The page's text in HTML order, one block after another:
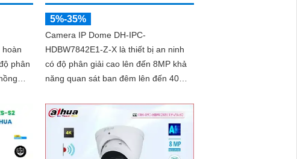
hoàn
phân
khe
5%-35%
Camera IP Dome DH-IPC-
HDBW7842E1-Z-X là thiết bị an ninh
có độ phân giải cao lên đến 8MP khả
năng quan sát ban đêm lên đến 40m,
thoại hai chiều, camera mang đến trải
nghiệm giám sát toàn diện. Đặc biệt,
các tính năng AI thông minh như nhận
diện khuôn mặt và đếm người giúp